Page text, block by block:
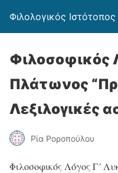
Φιλολογικός Ιστότοπος
Φιλοσοφικός
Πλάτωνος
Λεξιλογικές
Ρία Ροροπούλου
Φιλοσοφικός Λόγος Γ´